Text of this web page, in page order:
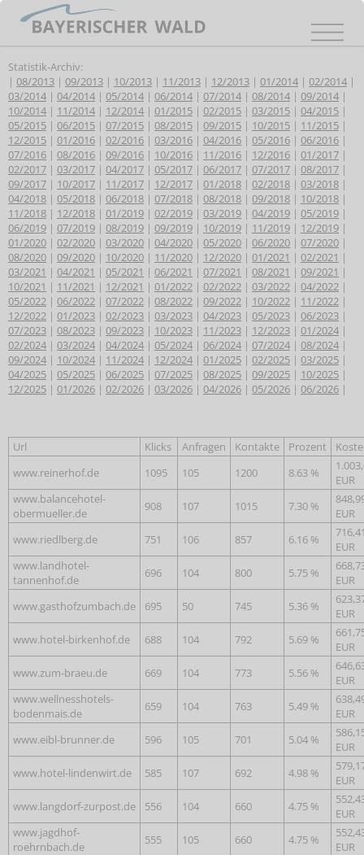
Statistik-Archiv:
| 08/2013 | 09/2013 | 10/2013 | 11/2013 | 12/2013 | 01/2014 | 02/2014 |
03/2014 | 04/2014 | 05/2014 | 06/2014 | 07/2014 | 08/2014 | 09/2014 |
10/2014 | 11/2014 | 12/2014 | 01/2015 | 02/2015 | 03/2015 | 04/2015 |
05/2015 | 06/2015 | 07/2015 | 08/2015 | 09/2015 | 10/2015 | 11/2015 |
12/2015 | 01/2016 | 02/2016 | 03/2016 | 04/2016 | 05/2016 | 06/2016 |
07/2016 | 08/2016 | 09/2016 | 10/2016 | 11/2016 | 12/2016 | 01/2017 |
02/2017 | 03/2017 | 04/2017 | 05/2017 | 06/2017 | 07/2017 | 08/2017 |
09/2017 | 10/2017 | 11/2017 | 12/2017 | 01/2018 | 02/2018 | 03/2018 |
04/2018 | 05/2018 | 06/2018 | 07/2018 | 08/2018 | 09/2018 | 10/2018 |
11/2018 | 12/2018 | 01/2019 | 02/2019 | 03/2019 | 04/2019 | 05/2019 |
06/2019 | 07/2019 | 08/2019 | 09/2019 | 10/2019 | 11/2019 | 12/2019 |
01/2020 | 02/2020 | 03/2020 | 04/2020 | 05/2020 | 06/2020 | 07/2020 |
08/2020 | 09/2020 | 10/2020 | 11/2020 | 12/2020 | 01/2021 | 02/2021 |
03/2021 | 04/2021 | 05/2021 | 06/2021 | 07/2021 | 08/2021 | 09/2021 |
10/2021 | 11/2021 | 12/2021 | 01/2022 | 02/2022 | 03/2022 | 04/2022 |
05/2022 | 06/2022 | 07/2022 | 08/2022 | 09/2022 | 10/2022 | 11/2022 |
12/2022 | 01/2023 | 02/2023 | 03/2023 | 04/2023 | 05/2023 | 06/2023 |
07/2023 | 08/2023 | 09/2023 | 10/2023 | 11/2023 | 12/2023 | 01/2024 |
02/2024 | 03/2024 | 04/2024 | 05/2024 | 06/2024 | 07/2024 | 08/2024 |
09/2024 | 10/2024 | 11/2024 | 12/2024 | 01/2025 | 02/2025 | 03/2025 |
04/2025 | 05/2025 | 06/2025 | 07/2025 | 08/2025 | 09/2025 | 10/2025 |
12/2025 | 01/2026 | 02/2026 | 03/2026 | 04/2026 | 05/2026 | 06/2026 |
Url Klicks Anfragen Kontakte Prozent
www.reinerhof.de
1095 105 1200 8.63 %
EUR
www.balancehotel-
obermueller.de
908 107 1015 7.30 %
EUR
www.riedlberg.de
751 106 857 6.16 %
EUR
www.landhotel-
tannenhof.de
696 104 800 5.75 %
EUR
www.gasthofzumbach.de
695 50 745 5.36 %
EUR
www.hotel-birkenhof.de
688 104 792 5.69 %
EUR
www.zum-braeu.de
669 104 773 5.56 %
EUR
www.wellnesshotels-
bodenmais.de
659 104 763 5.49 %
EUR
www.eibl-brunner.de
596 105 701 5.04 %
EUR
www.hotel-lindenwirt.de
585 107 692 4.98 %
EUR
www.langdorf-zurpost.de
556 104 660 4.75 %
EUR
www.jagdhof-
roehrnbach.de
555 105 660 4.75 %
EUR